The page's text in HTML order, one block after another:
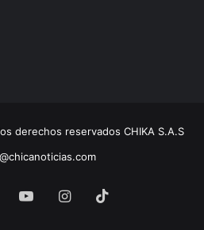
derechos reservados CHIKA S.A.S
YouTubeInstagram